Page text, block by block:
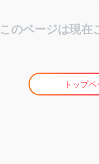
このページは現在